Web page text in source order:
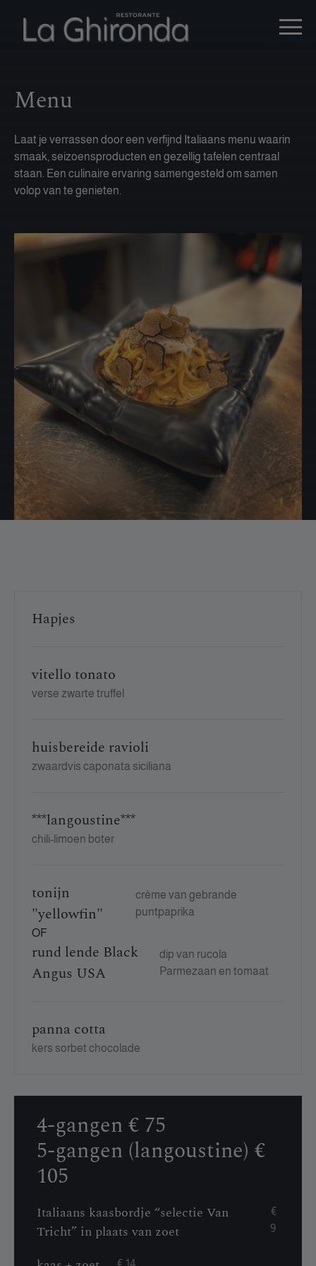
Menu
Laat je verrassen door een verfijnd Italiaans menu waarin
smaak, seizoensproducten en gezellig tafelen centraal
staan. Een culinaire ervaring samengesteld om samen
volop van te genieten.
Hapjes
vitello tonato
verse zwarte truffel
huisbereide ravioli
zwaardvis caponata siciliana
***langoustine***
chili-limoen boter
tonijn
"yellowfin"
crème van gebrande
puntpaprika
OF
rund lende Black
Angus USA
dip van rucola
Parmezaan en tomaat
panna cotta
kers sorbet chocolade
4-gangen € 75
5-gangen (langoustine) €
105
Italiaans kaasbordje “selectie Van
Tricht” in plaats van zoet
€
9